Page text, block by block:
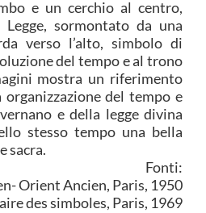
e un cerchio al centro,
sormontato da una
verso l’alto, simbolo di
del tempo e al trono
mostra un riferimento
del tempo e
e della legge divina
stesso tempo una bella
sacra.
Fonti:
Orient Ancien, Paris, 1950
des simboles, Paris, 1969